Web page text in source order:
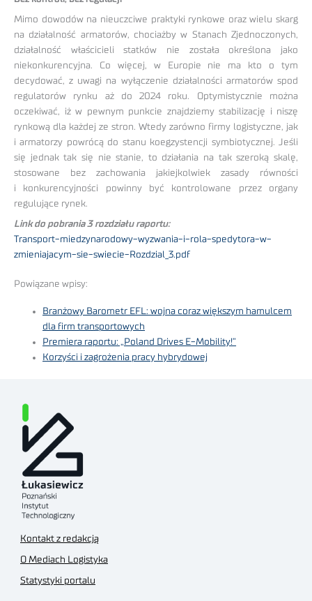
Mimo dowodów na nieuczciwe praktyki rynkowe oraz wielu skarg
na działalność armatorów, chociażby w Stanach Zjednoczonych,
działalność właścicieli statków nie została określona jako
niekonkurencyjna. Co więcej, w Europie nie ma kto o tym
decydować, z uwagi na wyłączenie działalności armatorów spod
regulatorów rynku aż do 2024 roku. Optymistycznie można
oczekiwać, iż w pewnym punkcie znajdziemy stabilizację i niszę
rynkową dla każdej ze stron. Wtedy zarówno firmy logistyczne, jak
i armatorzy powrócą do stanu koegzystencji symbiotycznej. Jeśli
się jednak tak się nie stanie, to działania na tak szeroką skalę,
stosowane bez zachowania jakiejkolwiek zasady równości
i konkurencyjności powinny być kontrolowane przez organy
regulujące rynek.
Link do pobrania 3 rozdziału raportu:
Transport-miedzynarodowy-wyzwania-i-rola-spedytora-w-
zmieniajacym-sie-swiecie-Rozdzial_3.pdf
Powiązane wpisy:
Branżowy Barometr EFL: wojna coraz większym hamulcem
dla firm transportowych
Premiera raportu: „Poland Drives E-Mobility!”
Korzyści i zagrożenia pracy hybrydowej
Kontakt z redakcją
O Mediach Logistyka
Statystyki portalu